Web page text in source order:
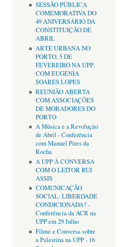
SESSÃO PÚBLICA
COMEMORATIVA DO
49 ANIVERSÁRIO DA
CONSTITUIÇÃO DE
ABRIL
ARTE URBANA NO
PORTO, 5 DE
FEVEREIRO NA UPP,
COM EUGÉNIA
SOARES LOPES
REUNIÃO ABERTA
COM ASSOCIAÇÕES
DE MORADORES DO
PORTO
A Música e a Revolução
de Abril - Conferência
com Manuel Pires da
Rocha
A UPP À CONVERSA
COM O LEITOR RUI
ASSIS
COMUNICAÇÃO
SOCIAL: LIBERDADE
CONDICIONADA? -
Conferência da ACR na
UPP em 29 Julho
Filme e Conversa sobre
a Palestina na UPP - 16